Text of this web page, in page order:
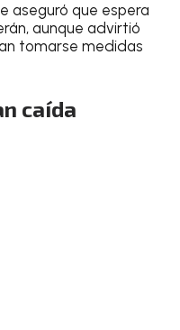
aseguró que espera
aunque advirtió
tomarse medidas
caída